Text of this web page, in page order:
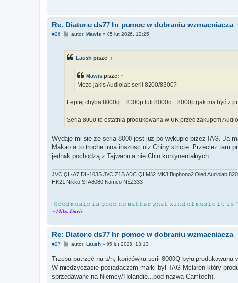
Re: Diatone ds77 hr pomoc w dobraniu wzmacniacza
#26
P
t
autor: Mawis » 05 lut 2026, 12:25
Laush pisze: ↑
Mawis pisze: ↑
Moze jakis Audiolab serii 8200/8300?
Lepiej chyba 8000q + 8000p lub 8000c + 8000p (jak ma być z
Seria 8000 to ostatnia produkowana w UK przed zakupem
Wydaje mi sie ze seria 8000 jest juz po wykupie przez IAG. Ja
Makao a to troche inna inszosc niz Chiny stricte. Przeciez tam
jednak pochodzą z Tajwanu a nie Chin kontynentalnych.
JVC QL-A7 DL-103S JVC Z1S ADC QLM32 MK3 Buphono2 Oled Audiolab
HK21 Nikko STA8080 Namco NSZ333
--------------------------------------------
“𝙶𝚘𝚘𝚍 𝚖𝚞𝚜𝚒𝚌 𝚒𝚜 𝚐𝚘𝚘𝚍 𝚗𝚘 𝚖𝚊𝚝𝚝𝚎𝚛 𝚠𝚑𝚊𝚝 𝚔𝚒𝚗𝚍 𝚘𝚏 𝚖𝚞𝚜𝚒𝚌 𝚒𝚝 𝚒𝚜.”
~ 𝑴𝒊𝒍𝒆𝒔 𝑫𝒂𝒗𝒊𝒔
Re: Diatone ds77 hr pomoc w dobraniu wzmacniacza
#27
P
t
autor: Laush» 05 lut 2026, 13:13
Trzeba patrzeć na s/n, końcówka serii 8000Q była produkowana
W międzyczasie posiadaczem marki był TAG Mclaren który
sprzedawane na Niemcy/Holandie...pod nazwą Camtech).